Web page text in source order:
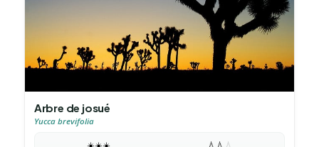
Arbre de josué
Yucca brevifolia